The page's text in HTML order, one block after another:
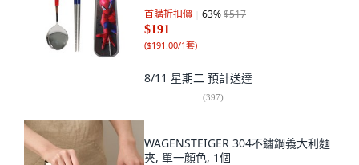
首購折扣價 63%$517
$191
($191.00/1套)
8/11 星期二 預計送達
(397)
WAGENSTEIGER 304不鏽鋼義大利麵
夾, 單一顏色, 1個